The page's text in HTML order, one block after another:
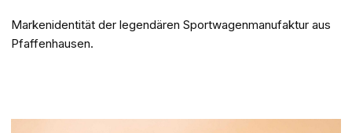
Markenidentität der legendären Sportwagenmanufaktur aus
Pfaffenhausen.